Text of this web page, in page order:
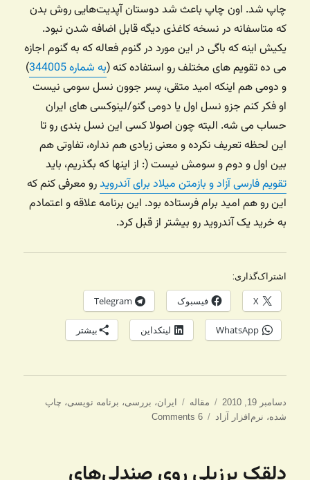
چاپ شد. اون چاپ باعث شد دوستان آپدیت‌هایی روش بدن
که متاسفانه در نسخه کاغذی دیگه قابل اضافه شدن نبود.
یکیش اینه که باگی در این مورد در گنوم فعاله که به گنوم اجازه
می ده تقویم های مختلف رو استفاده کنه (به شماره 344005
)
و دومی هم اینکه امید متقی، پسر جوون نسل سومی نیست
او فکر کنم جزو نسل اول یا دومی گنو/لینوکسی های ایران
حساب می شه. البته چون اصولا کسی این نسل بندی رو تا
این لحظه تعریف نکرده و معنی زیادی هم نداره، تفاوتی هم
بین اول و دوم و سومش نیست (: از اینها که بگذریم، باید
تقویم فارسی آزاد و بازمتن میلاد برای آندرویدرو معرفی کنم که
این رو هم امید برام فرستاده بود. این برنامه علاقه و اعتمادم
به خرید یک آندروید رو بیشتر از قبل کرد.
اشتراک‌گذاری:
X فیسبوک Telegram
WhatsApp لینکداین بیشتر
ارسال
شده
دسامبر 19, 2010 دسته‌ها
مقاله برچسب‌ها
ایران، بررسی، برنامه نویسی، چاپ
شده، نرم‌افزار آزاد 6 Comments